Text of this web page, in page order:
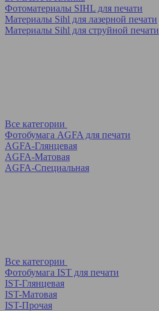
Фотоматериалы SIHL для печати
Материалы Sihl для лазерной печати
Материалы Sihl для струйной печати
Все категории
Фотобумага AGFA для печати
AGFA-Глянцевая
AGFA-Матовая
AGFA-Специальная
Все категории
Фотобумага IST для печати
IST-Глянцевая
IST-Матовая
IST-Прочая